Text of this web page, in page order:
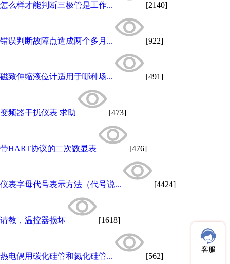
怎么样才能判断三极管是工作... [2140]
错误判断故障点造成两个多月... [922]
磁致伸缩液位计适用于哪种场... [491]
变频器干扰仪表 求助 [473]
带HART协议的二次数显表 [476]
仪表字母代号表示方法（代号说... [4424]
请教，温控器损坏 [1618]
热电偶用碳化硅管和氮化硅管... [562]
客服